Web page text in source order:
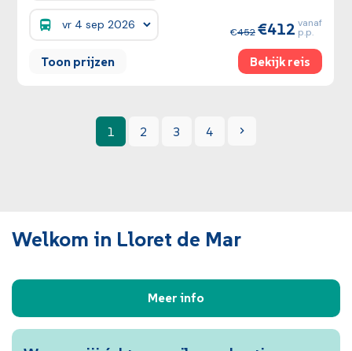
Prijzen: 452 412 vanaf
p.p.
Toon prijzen Bekijk reis
1 2 3 4 Volgende
Welkom in Lloret de Mar
Meer info